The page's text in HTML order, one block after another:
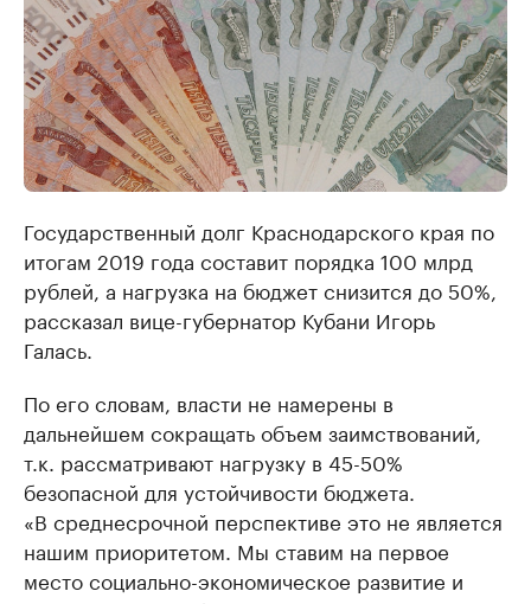
Государственный долг Краснодарского края по
итогам 2019 года составит порядка 100 млрд
рублей, а нагрузка на бюджет снизится до 50%,
рассказал вице-губернатор Кубани Игорь
Галась.
По его словам, власти не намерены в
дальнейшем сокращать объем заимствований,
т.к. рассматривают нагрузку в 45-50%
безопасной для устойчивости бюджета.
«В среднесрочной перспективе это не является
нашим приоритетом. Мы ставим на первое
место социально-экономическое развитие и